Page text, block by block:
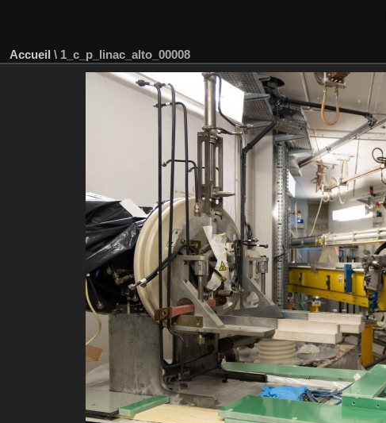
Accueil \ 1_c_p_linac_alto_00008